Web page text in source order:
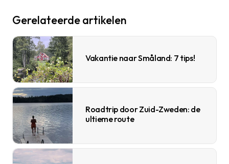
Gerelateerde artikelen
Vakantie naar Småland: 7 tips!
Roadtrip door Zuid-Zweden: de
ultieme route